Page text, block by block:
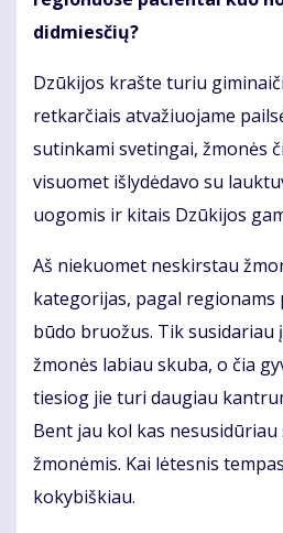
didmiesčių?
Dzūkijos krašte turiu
retkarčiais atvažiuojame
sutinkami svetingai, žmonės
visuomet išlydėdavo su
uogomis ir kitais Dzūkijos
Aš niekuomet neskirstau
kategorijas, pagal
būdo bruožus. Tik susidariau
žmonės labiau skuba, o čia
tiesiog jie turi daugiau
Bent jau kol kas
žmonėmis. Kai lėtesnis
kokybiškiau.